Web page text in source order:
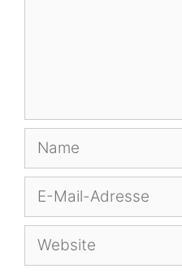
Name
E-
Mail-
Adresse
Website